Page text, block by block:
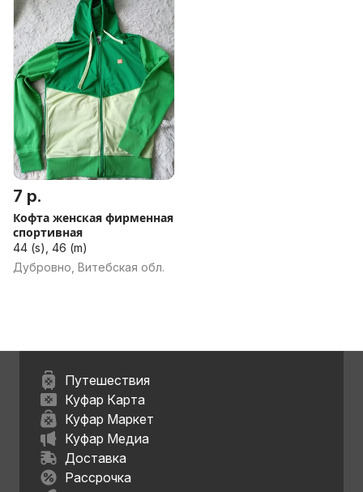
7 р.
Кофта женская фирменная
спортивная
44 (s), 46 (m)
Дубровно, Витебская обл.
Путешествия
Куфар Карта
Куфар Маркет
Куфар Медиа
Доставка
Рассрочка